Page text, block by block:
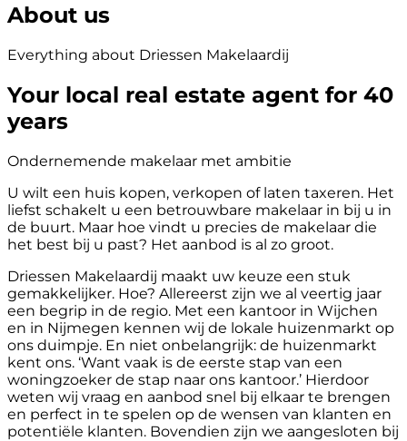
About us
Everything about Driessen Makelaardij
Your local real estate agent for 40
years
Ondernemende makelaar met ambitie
U wilt een huis kopen, verkopen of laten taxeren. Het
liefst schakelt u een betrouwbare makelaar in bij u in
de buurt. Maar hoe vindt u precies de makelaar die
het best bij u past? Het aanbod is al zo groot.
Driessen Makelaardij maakt uw keuze een stuk
gemakkelijker. Hoe? Allereerst zijn we al veertig jaar
een begrip in de regio. Met een kantoor in Wijchen
en in Nijmegen kennen wij de lokale huizenmarkt op
ons duimpje. En niet onbelangrijk: de huizenmarkt
kent ons. ‘Want vaak is de eerste stap van een
woningzoeker de stap naar ons kantoor.’ Hierdoor
weten wij vraag en aanbod snel bij elkaar te brengen
en perfect in te spelen op de wensen van klanten en
potentiële klanten. Bovendien zijn we aangesloten bij